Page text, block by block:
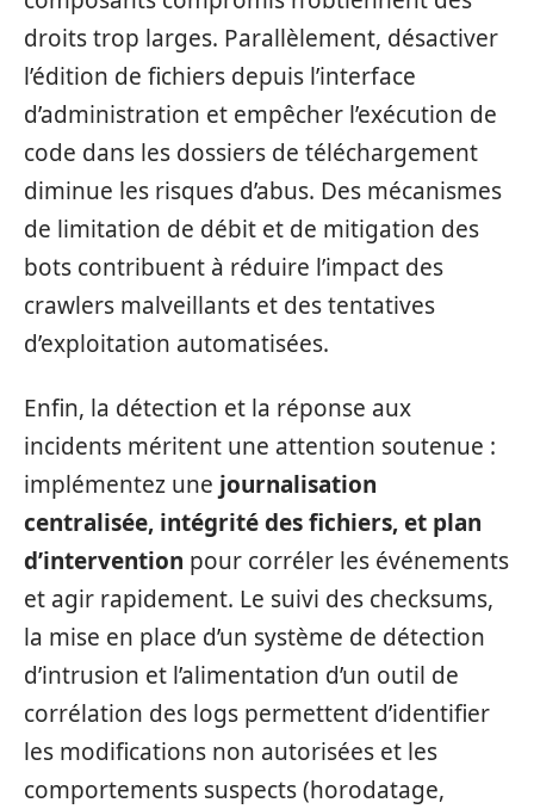
droits trop larges. Parallèlement, désactiver
l’édition de fichiers depuis l’interface
d’administration et empêcher l’exécution de
code dans les dossiers de téléchargement
diminue les risques d’abus. Des mécanismes
de limitation de débit et de mitigation des
bots contribuent à réduire l’impact des
crawlers malveillants et des tentatives
d’exploitation automatisées.
Enfin, la détection et la réponse aux
incidents méritent une attention soutenue :
implémentez une journalisation
centralisée, intégrité des fichiers, et plan
d’intervention pour corréler les événements
et agir rapidement. Le suivi des checksums,
la mise en place d’un système de détection
d’intrusion et l’alimentation d’un outil de
corrélation des logs permettent d’identifier
les modifications non autorisées et les
comportements suspects (horodatage,